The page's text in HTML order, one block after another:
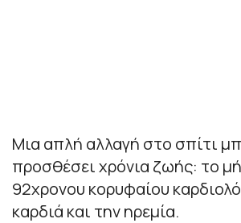
Μια απλή αλλαγή στο σπίτι
προσθέσει χρόνια ζωής: το
92χρονου κορυφαίου
καρδιά και την ηρεμία.